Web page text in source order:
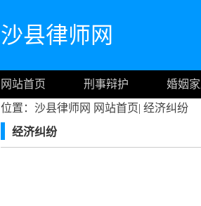
沙县律师网
网站首页 刑事辩护 婚姻
位置：沙县律师网 网站首页| 经济纠纷
经济纠纷